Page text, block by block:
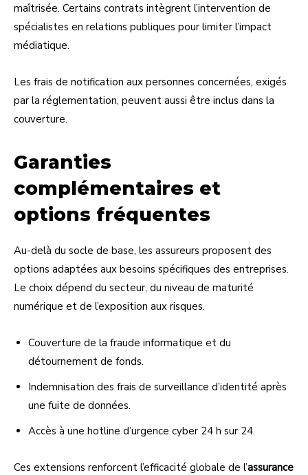
maîtrisée. Certains contrats intègrent l’intervention de
spécialistes en relations publiques pour limiter l’impact
médiatique.
Les frais de notification aux personnes concernées, exigés
par la réglementation, peuvent aussi être inclus dans la
couverture.
Garanties
complémentaires et
options fréquentes
Au-delà du socle de base, les assureurs proposent des
options adaptées aux besoins spécifiques des entreprises.
Le choix dépend du secteur, du niveau de maturité
numérique et de l’exposition aux risques.
Couverture de la fraude informatique et du
détournement de fonds.
Indemnisation des frais de surveillance d’identité après
une fuite de données.
Accès à une hotline d’urgence cyber 24 h sur 24.
Ces extensions renforcent l’efficacité globale de l’assurance